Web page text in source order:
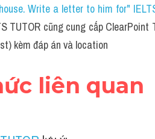
Write a letter to him for"
TUTOR cũng cung cấp
kèm đáp án và location
liên quan